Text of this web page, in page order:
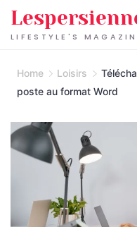
Skip
toLIFESTYLE'S
Home Loisirs
poste au format Word